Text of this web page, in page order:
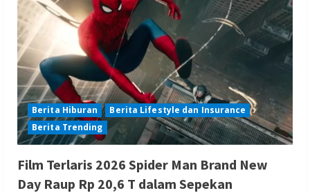
Berita Hiburan
Berita Lifestyle dan Insurance
Berita Trending
Film Terlaris 2026 Spider Man Brand New
Day Raup Rp 20,6 T dalam Sepekan